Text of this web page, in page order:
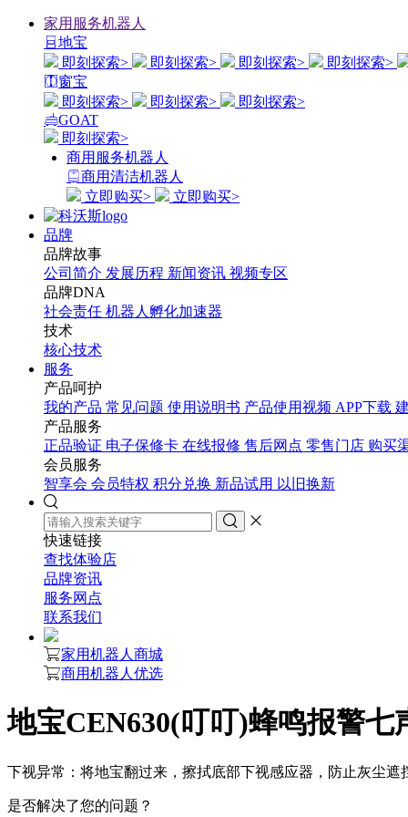
家用服务机器人
地宝
即刻探索>
即刻探索> 即刻探索> 即刻探索>
窗宝
即刻探索>
即刻探索>
即刻探索>
GOAT
即刻探索>
商用服务机器人
商用清洁机器人
立即购买>
立即购买>
品牌
品牌故事
公司简介 发展历程 新闻资讯 视频专区
品牌DNA
社会责任 机器人孵化加速器
技术
核心技术
服务
产品呵护
我的产品 常见问题 使用说明书 产品使用视频 APP下载
产品服务
正品验证 电子保修卡 在线报修 售后网点 零售门店 购买
会员服务
智享会 会员特权 积分兑换 新品试用 以旧换新
快速链接
查找体验店
品牌资讯
服务网点
联系我们
家用机器人商城
商用机器人优选
地宝CEN630(叮叮)蜂鸣报警七
下视异常：将地宝翻过来，擦拭底部下视感应器，防止灰尘遮
是否解决了您的问题？